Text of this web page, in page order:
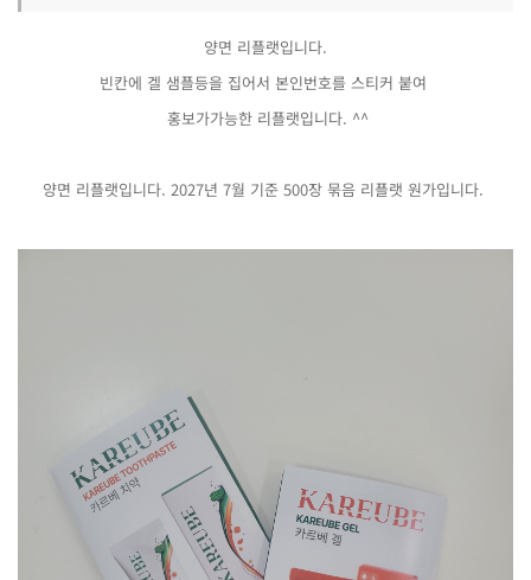
양면 리플랫입니다.
빈칸에 겔 샘플등을 집어서 본인번호를 스티커 붙여
홍보가가능한 리플랫입니다. ^^
양면 리플랫입니다. 2027년 7월 기준 500장 묶음 리플랫 원가입니다.